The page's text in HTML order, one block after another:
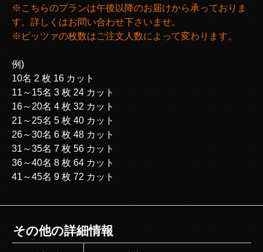
※こちらのプランは午後以降のお届けから承っておりま
す。詳しくはお問い合わせ下さいませ。
※ピッツァの枚数はご注文人数によって変わります。
例)
10名 2 枚 16 カット
11～15名 3 枚 24 カット
16～20名 4 枚 32 カット
21～25名 5 枚 40 カット
26～30名 6 枚 48 カット
31～35名 7 枚 56 カット
36～40名 8 枚 64 カット
41～45名 9 枚 72 カット
その他の詳細情報